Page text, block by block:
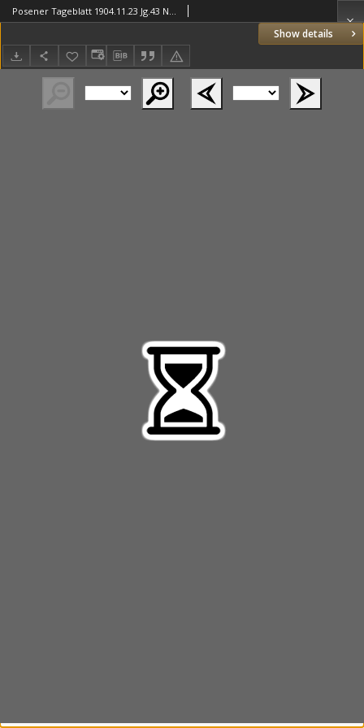
Show details
Posener Tageblatt 1904.11.23 Jg.43 Nr549